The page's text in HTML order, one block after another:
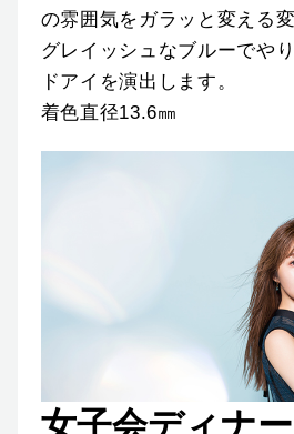
の雰囲気をガラッと変える変
グレイッシュなブルーでや
ドアイを演出します。
着色直径13.6㎜
女子会ディナ